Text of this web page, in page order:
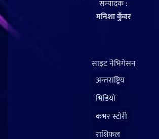
सम्पादक :
मनिशा कुँवर
साइट नेभिगेसन
अन्तराष्ट्रिय
भिडियो
कभर स्टोरी
राशिफल